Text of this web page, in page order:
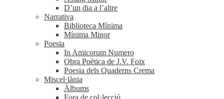
D’un dia a l’altre
Narrativa
Biblioteca Mínima
Mínima Minor
Poesia
In Amicorum Numero
Obra Poètica de J.V. Foix
Poesia dels Quaderns Crema
Miscel·lània
Àlbums
Fora de col·lecció